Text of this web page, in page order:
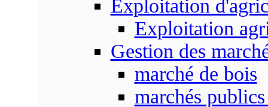
Exploitation
Exploitation
Gestion des
marché de bois
marchés